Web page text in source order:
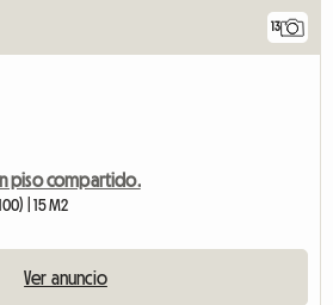
13
piso compartido.
| 15 M2
Ver anuncio